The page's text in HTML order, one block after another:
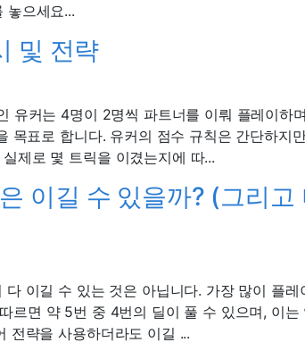
놓으세요...
및 전략
유커는 4명이 2명씩 파트너를 이뤄 플레이하
목표로 합니다. 유커의 점수 규칙은 간단하지
제로 몇 트릭을 이겼는지에 따...
이길 수 있을까? (그리고
다 이길 수 있는 것은 아닙니다. 가장 많이 플
르면 약 5번 중 4번의 딜이 풀 수 있으며, 이는
전략을 사용하더라도 이길 ...